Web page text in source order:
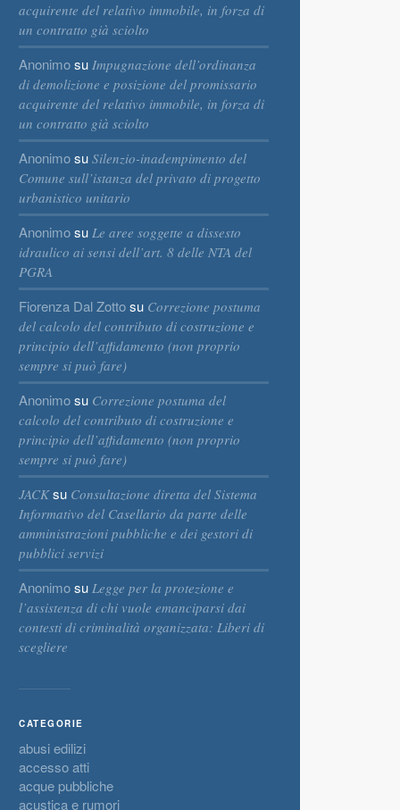
acquirente del relativo immobile, in forza di
un contratto già sciolto
Anonimosu Impugnazione dell’ordinanza
di demolizione e posizione del promissario
acquirente del relativo immobile, in forza di
un contratto già sciolto
Anonimosu Silenzio-inadempimento del
Comune sull’istanza del privato di progetto
urbanistico unitario
Anonimosu Le aree soggette a dissesto
idraulico ai sensi dell’art. 8 delle NTA del
PGRA
Fiorenza Dal Zottosu Correzione postuma
del calcolo del contributo di costruzione e
principio dell’affidamento (non proprio
sempre si può fare)
Anonimosu Correzione postuma del
calcolo del contributo di costruzione e
principio dell’affidamento (non proprio
sempre si può fare)
JACKsu Consultazione diretta del Sistema
Informativo del Casellario da parte delle
amministrazioni pubbliche e dei gestori di
pubblici servizi
Anonimosu Legge per la protezione e
l’assistenza di chi vuole emanciparsi dai
contesti di criminalità organizzata: Liberi di
scegliere
CATEGORIE
abusi edilizi
accesso atti
acque pubbliche
acustica e rumori